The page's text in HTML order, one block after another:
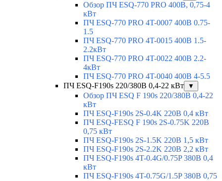
Обзор ПЧ ESQ-770 PRO 400В, 0,75-4
кВт
ПЧ ESQ-770 PRO 4T-0007 400В 0.75-
1.5
ПЧ ESQ-770 PRO 4T-0015 400В 1.5-
2.2кВт
ПЧ ESQ-770 PRO 4T-0022 400В 2.2-
4кВт
ПЧ ESQ-770 PRO 4T-0040 400В 4-5.5
ПЧ ESQ-F190s 220/380В 0,4-22 кВт
▼
Обзор ПЧ ESQ F 190s 220/380В 0,4-22
кВт
ПЧ ESQ-F190s 2S-0.4K 220В 0,4 кВт
ПЧ ESQ-FESQ F 190s 2S-0.75K 220В
0,75 кВт
ПЧ ESQ-F190s 2S-1.5K 220В 1,5 кВт
ПЧ ESQ-F190s 2S-2.2K 220В 2,2 кВт
ПЧ ESQ-F190s 4T-0.4G/0.75P 380В 0,4
кВт
ПЧ ESQ-F190s 4T-0.75G/1.5P 380В 0,75